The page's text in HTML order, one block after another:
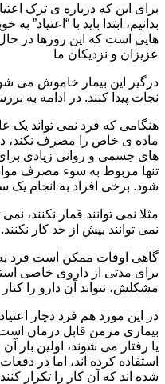
برای این که درباره ی ترک
بدانیم، ابتدا باید با “اعتیاد”
هایی است که این روزها در
عزیزان و نزدیکان ما
درگیر این بیمار خاموش می
نجات پیدا کنند. در ادامه به
هنگامی که فرد نمی تواند یک
ماده ی خاص را مصرف نکند،
های جسمی و روانی زیادی برای
تنها مربوط به سوء مصرف
شود. برخی افراد به انجام یک
مثلا نمی توانند قمار نکنند،
نمی توانند بیش از حد کار نکنند.
گاهی اوقات ممکن است فرد
برای مدتی از داروی خاصی
مشکلش، نتواند آن دارو را کنار
در این مورد هم فرد دچار
بیماری مزمن قابل درمان
یا رفتار می شوند، اولین بار
استفاده کرده اند، اما در
شده اند که آن کار را تکرار